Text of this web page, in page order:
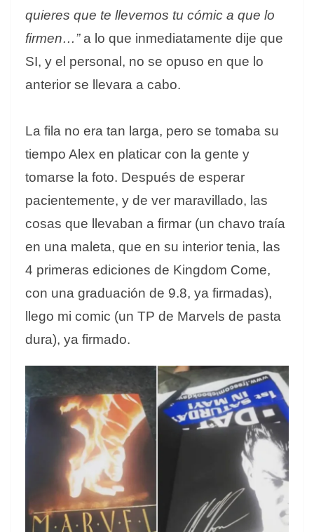
quieres que te llevemos tu cómic a que lo
firmen…”a lo que inmediatamente dije que
SI, y el personal, no se opuso en que lo
anterior se llevara a cabo.
La fila no era tan larga, pero se tomaba su
tiempo Alex en platicar con la gente y
tomarse la foto. Después de esperar
pacientemente, y de ver maravillado, las
cosas que llevaban a firmar (un chavo traía
en una maleta, que en su interior tenia, las
4 primeras ediciones de Kingdom Come,
con una graduación de 9.8, ya firmadas),
llego mi comic (un TP de Marvels de pasta
dura), ya firmado.